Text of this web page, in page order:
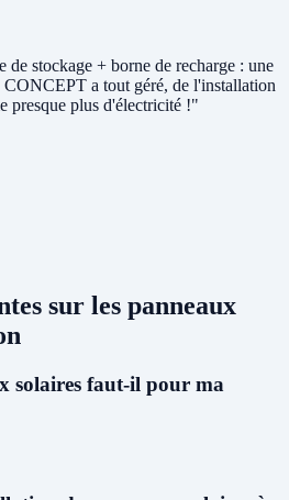
de stockage + borne de recharge : une
a tout géré, de l'installation
presque plus d'électricité !"
sur les panneaux
solaires faut-il pour ma